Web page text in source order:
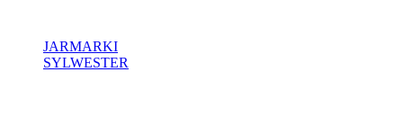
JARMARKI
SYLWESTER